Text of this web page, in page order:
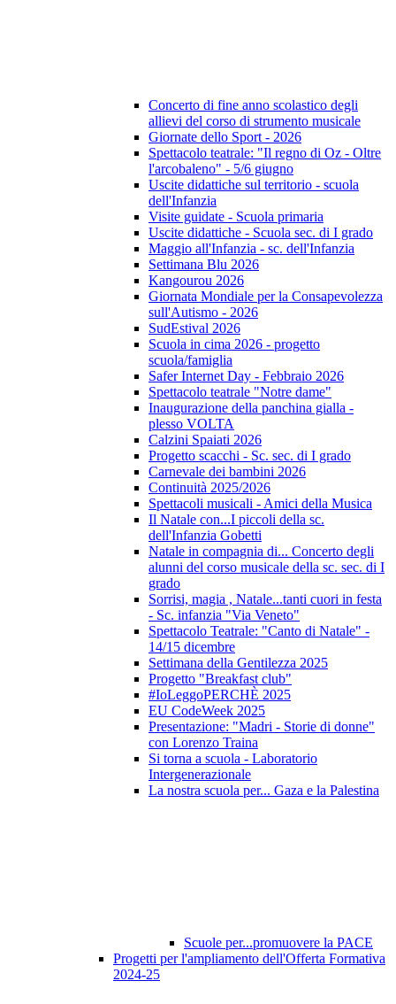
Concerto di fine anno scolastico degli
allievi del corso di strumento musicale
Giornate dello Sport - 2026
Spettacolo teatrale: "Il regno di Oz - Oltre
l'arcobaleno" - 5/6 giugno
Uscite didattiche sul territorio - scuola
dell'Infanzia
Visite guidate - Scuola primaria
Uscite didattiche - Scuola sec. di I grado
Maggio all'Infanzia - sc. dell'Infanzia
Settimana Blu 2026
Kangourou 2026
Giornata Mondiale per la Consapevolezza
sull'Autismo - 2026
SudEstival 2026
Scuola in cima 2026 - progetto
scuola/famiglia
Safer Internet Day - Febbraio 2026
Spettacolo teatrale "Notre dame"
Inaugurazione della panchina gialla -
plesso VOLTA
Calzini Spaiati 2026
Progetto scacchi - Sc. sec. di I grado
Carnevale dei bambini 2026
Continuità 2025/2026
Spettacoli musicali - Amici della Musica
Il Natale con...I piccoli della sc.
dell'Infanzia Gobetti
Natale in compagnia di... Concerto degli
alunni del corso musicale della sc. sec. di I
grado
Sorrisi, magia , Natale...tanti cuori in festa
- Sc. infanzia "Via Veneto"
Spettacolo Teatrale: "Canto di Natale" -
14/15 dicembre
Settimana della Gentilezza 2025
Progetto "Breakfast club"
#IoLeggoPERCHÈ 2025
EU CodeWeek 2025
Presentazione: "Madri - Storie di donne"
con Lorenzo Traina
Si torna a scuola - Laboratorio
Intergenerazionale
La nostra scuola per... Gaza e la Palestina
Scuole per...promuovere la PACE
Progetti per l'ampliamento dell'Offerta Formativa
2024-25